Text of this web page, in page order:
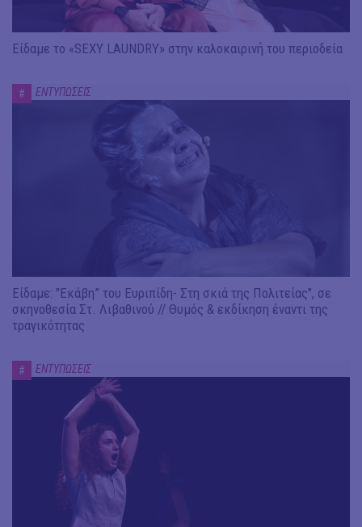
Είδαμε το «SEXY LAUNDRY» στην καλοκαιρινή του περιοδεία
# ΕΝΤΥΠΩΣΕΙΣ
Είδαμε: "Εκάβη” του Ευριπίδη- Στη σκιά της Πολιτείας", σε
σκηνοθεσία Στ. Λιβαθινού // Θυμός & εκδίκηση έναντι της
τραγικότητας
# ΕΝΤΥΠΩΣΕΙΣ